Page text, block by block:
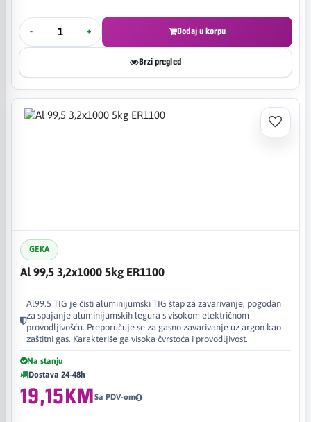
- + Dodaj u korpu
Brzi pregled
GEKA
Al 99,5 3,2x1000 5kg ER1100
Al99.5 TIG je čisti aluminijumski TIG štap za zavarivanje, pogodan
za spajanje aluminijumskih legura s visokom električnom
provodljivošću. Preporučuje se za gasno zavarivanje uz argon kao
zaštitni gas. Karakteriše ga visoka čvrstoća i provodljivost.
Na stanju
Dostava 24-48h
19,15KMSa PDV-om